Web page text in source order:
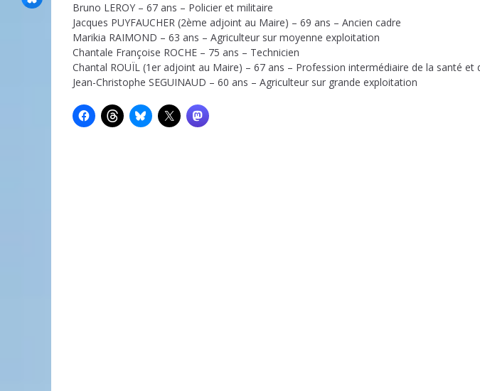
Bruno LEROY – 67 ans – Policier et militaire
Jacques PUYFAUCHER (2ème adjoint au Maire) – 69 ans – Ancien cadre
Marikia RAIMOND – 63 ans – Agriculteur sur moyenne exploitation
Chantale Françoise ROCHE – 75 ans – Technicien
Chantal ROUÏL (1er adjoint au Maire) – 67 ans – Profession intermédiaire de la santé et
Jean-Christophe SEGUINAUD – 60 ans – Agriculteur sur grande exploitation